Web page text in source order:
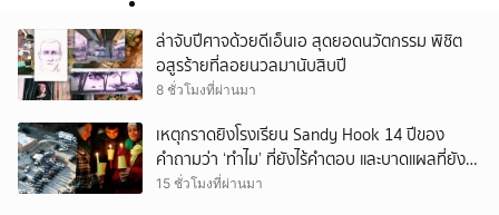
ล่าจับปีศาจด้วยดีเอ็นเอ สุดยอดนวัตกรรม พิชิต
อสูรร้ายที่ลอยนวลมานับสิบปี
8 ชั่วโมงที่ผ่านมา
เหตุกราดยิงโรงเรียน Sandy Hook 14 ปีของ
คำถามว่า ‘ทำไม’ ที่ยังไร้คำตอบ และบาดแผลที่ยัง
ทวงความรับผิดชอบไม่จบ
15 ชั่วโมงที่ผ่านมา